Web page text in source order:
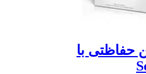
حفاظتی با